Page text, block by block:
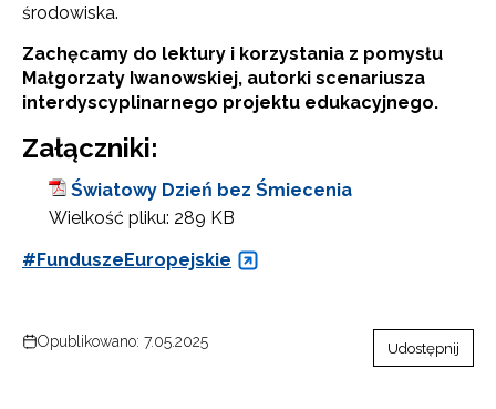
środowiska.
Zachęcamy do lektury i korzystania z pomysłu
Małgorzaty Iwanowskiej, autorki scenariusza
interdyscyplinarnego projektu edukacyjnego.
Załączniki:
Światowy Dzień bez Śmiecenia
Wielkość pliku: 289 KB
#FunduszeEuropejskie
Opublikowano: 7.05.2025 Udostępnij